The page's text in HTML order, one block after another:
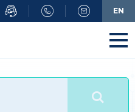
EN